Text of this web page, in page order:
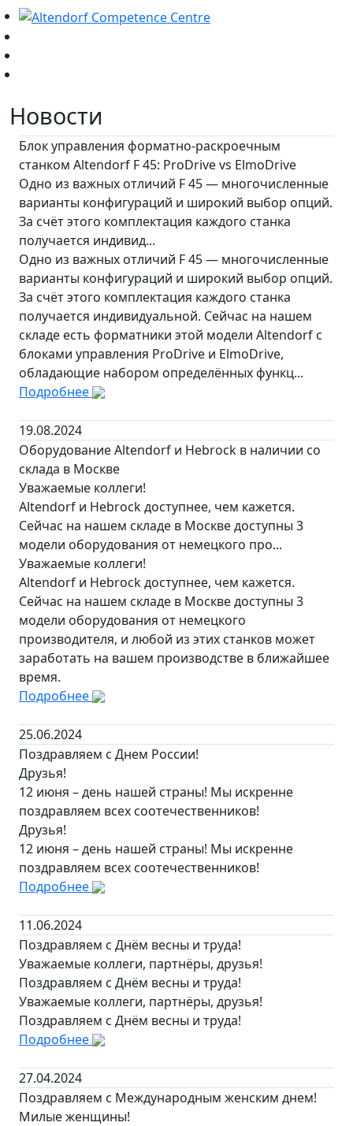
Новости
Блок управления форматно-раскроечным
станком Altendorf F 45: ProDrive vs ElmoDrive
Одно из важных отличий F 45 — многочисленные
варианты конфигураций и широкий выбор опций.
За счёт этого комплектация каждого станка
получается индивид...
Одно из важных отличий F 45 — многочисленные
варианты конфигураций и широкий выбор опций.
За счёт этого комплектация каждого станка
получается индивидуальной. Сейчас на нашем
складе есть форматники этой модели Altendorf с
блоками управления ProDrive и ElmoDrive,
обладающие набором определённых функц...
Подробнее
19.08.2024
Оборудование Altendorf и Hebrock в наличии со
склада в Москве
Уважаемые коллеги!
Altendorf и Hebrock доступнее, чем кажется.
Сейчас на нашем складе в Москве доступны 3
модели оборудования от немецкого про...
Уважаемые коллеги!
Altendorf и Hebrock доступнее, чем кажется.
Сейчас на нашем складе в Москве доступны 3
модели оборудования от немецкого
производителя, и любой из этих станков может
заработать на вашем производстве в ближайшее
время.
Подробнее
25.06.2024
Поздравляем с Днем России!
Друзья!
12 июня – день нашей страны! Мы искренне
поздравляем всех соотечественников!
Друзья!
12 июня – день нашей страны! Мы искренне
поздравляем всех соотечественников!
Подробнее
11.06.2024
Поздравляем с Днём весны и труда!
Уважаемые коллеги, партнёры, друзья!
Поздравляем с Днём весны и труда!
Уважаемые коллеги, партнёры, друзья!
Поздравляем с Днём весны и труда!
Подробнее
27.04.2024
Поздравляем с Международным женским днем!
Милые женщины!